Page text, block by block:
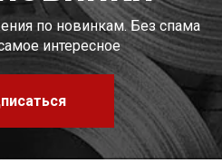
по новинкам. Без спама
интересное